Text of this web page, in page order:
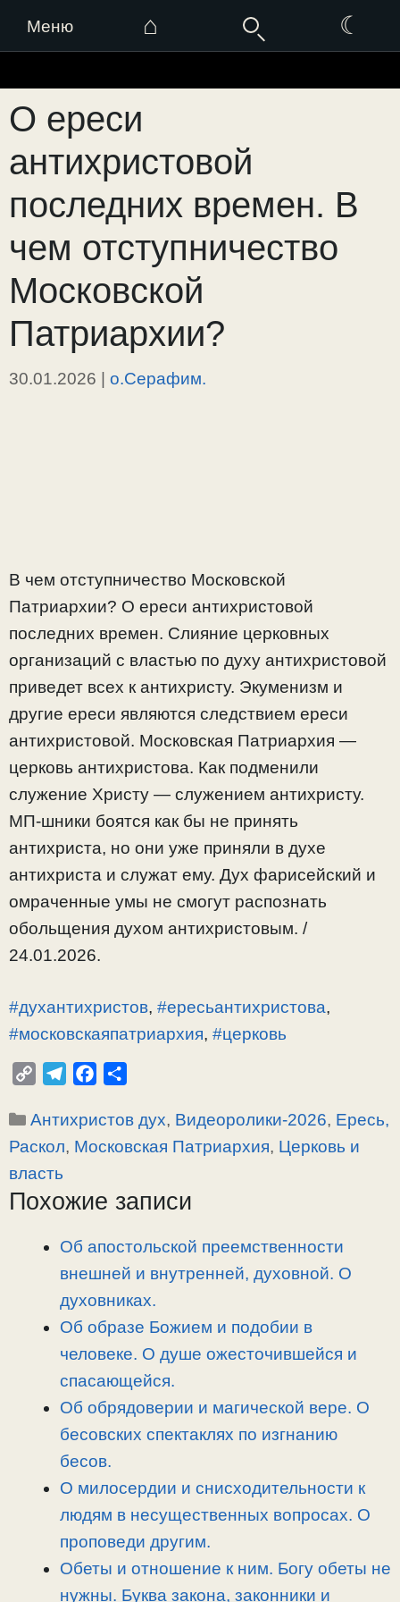
Меню ⌂ ☾
к
содержимому
О ереси
антихристовой
последних времен. В
чем отступничество
Московской
Патриархии?
30.01.2026 | о.Серафим.
В чем отступничество Московской
Патриархии? О ереси антихристовой
последних времен. Слияние церковных
организаций с властью по духу антихристовой
приведет всех к антихристу. Экуменизм и
другие ереси являются следствием ереси
антихристовой. Московская Патриархия —
церковь антихристова. Как подменили
служение Христу — служением антихристу.
МП-шники боятся как бы не принять
антихриста, но они уже приняли в духе
антихриста и служат ему. Дух фарисейский и
омраченные умы не смогут распознать
обольщения духом антихристовым. /
24.01.2026.
#духантихристов, #ересьантихристова,
#московскаяпатриархия, #церковь
p
y
n
l
a
c
e
o
п
р
и
Рубрики
Антихристов дух, Видеоролики-2026, Ересь,
Раскол, Московская Патриархия, Церковь и
власть
Похожие записи
Об апостольской преемственности
внешней и внутренней, духовной. О
духовниках.
Об образе Божием и подобии в
человеке. О душе ожесточившейся и
спасающейся.
Об обрядоверии и магической вере. О
бесовских спектаклях по изгнанию
бесов.
О милосердии и снисходительности к
людям в несущественных вопросах. О
проповеди другим.
Обеты и отношение к ним. Богу обеты не
нужны. Буква закона, законники и